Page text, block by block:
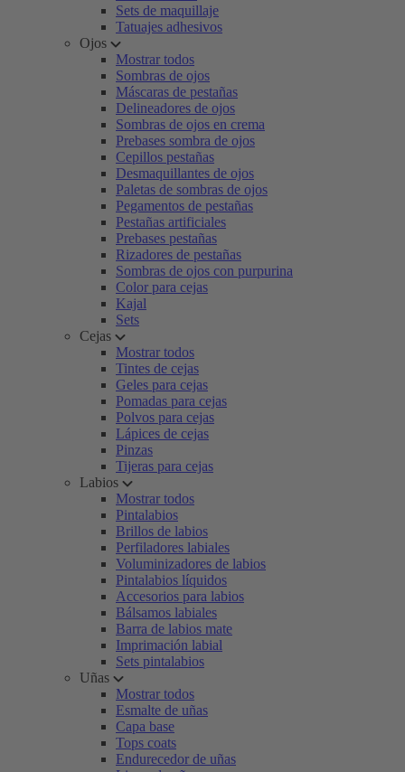
Sets de maquillaje
Tatuajes adhesivos
Ojos
Mostrar todos
Sombras de ojos
Máscaras de pestañas
Delineadores de ojos
Sombras de ojos en crema
Prebases sombra de ojos
Cepillos pestañas
Desmaquillantes de ojos
Paletas de sombras de ojos
Pegamentos de pestañas
Pestañas artificiales
Prebases pestañas
Rizadores de pestañas
Sombras de ojos con purpurina
Color para cejas
Kajal
Sets
Cejas
Mostrar todos
Tintes de cejas
Geles para cejas
Pomadas para cejas
Polvos para cejas
Lápices de cejas
Pinzas
Tijeras para cejas
Labios
Mostrar todos
Pintalabios
Brillos de labios
Perfiladores labiales
Voluminizadores de labios
Pintalabios líquidos
Accesorios para labios
Bálsamos labiales
Barra de labios mate
Imprimación labial
Sets pintalabios
Uñas
Mostrar todos
Esmalte de uñas
Capa base
Tops coats
Endurecedor de uñas